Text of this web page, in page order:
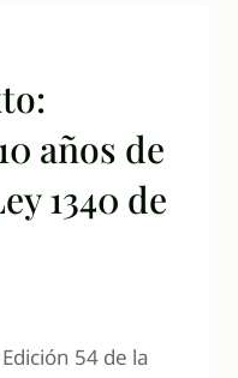
años de
1340 de
54 de la